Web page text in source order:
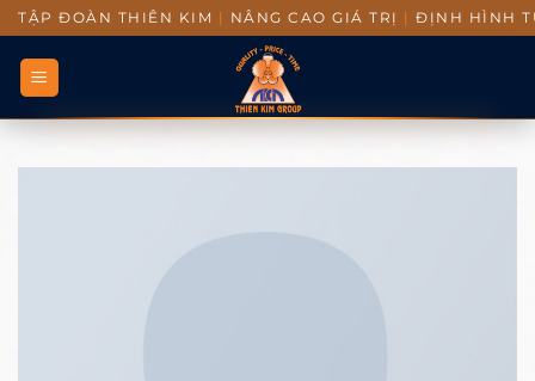
TẬP ĐOÀN THIÊN KIM | NÂNG CAO GIÁ TRỊ | ĐỊNH HÌNH